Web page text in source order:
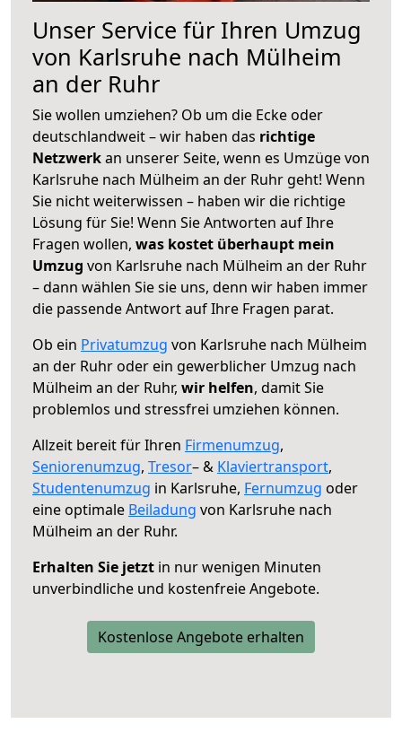
Unser Service für Ihren Umzug
von Karlsruhe nach Mülheim
an der Ruhr
Sie wollen umziehen? Ob um die Ecke oder
deutschlandweit – wir haben das richtige
Netzwerkan unserer Seite, wenn es Umzüge von
Karlsruhe nach Mülheim an der Ruhr geht! Wenn
Sie nicht weiterwissen – haben wir die richtige
Lösung für Sie! Wenn Sie Antworten auf Ihre
Fragen wollen, was kostet überhaupt mein
Umzug von Karlsruhe nach Mülheim an der Ruhr
– dann wählen Sie sie uns, denn wir haben immer
die passende Antwort auf Ihre Fragen parat.
Ob ein Privatumzug von Karlsruhe nach Mülheim
an der Ruhr oder ein gewerblicher Umzug nach
Mülheim an der Ruhr, wir helfen, damit Sie
problemlos und stressfrei umziehen können.
Allzeit bereit für Ihren Firmenumzug,
Seniorenumzug, Tresor– & Klaviertransport,
Studentenumzug in Karlsruhe, Fernumzug oder
eine optimale Beiladung von Karlsruhe nach
Mülheim an der Ruhr.
Erhalten Sie jetzt in nur wenigen Minuten
unverbindliche und kostenfreie Angebote.
Kostenlose Angebote erhalten